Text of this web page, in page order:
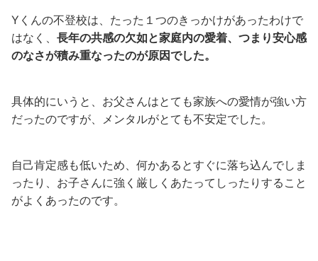
Yくんの不登校は、たった１つのきっかけがあったわけで
はなく、 長年の共感の欠如と家庭内の愛着、つまり安心感
のなさが積み重なったのが原因でした。
具体的にいうと、お父さんはとても家族への愛情が強い方
だったのですが、メンタルがとても不安定でした。
自己肯定感も低いため、何かあるとすぐに落ち込んでしま
ったり、お子さんに強く厳しくあたってしったりすること
がよくあったのです。